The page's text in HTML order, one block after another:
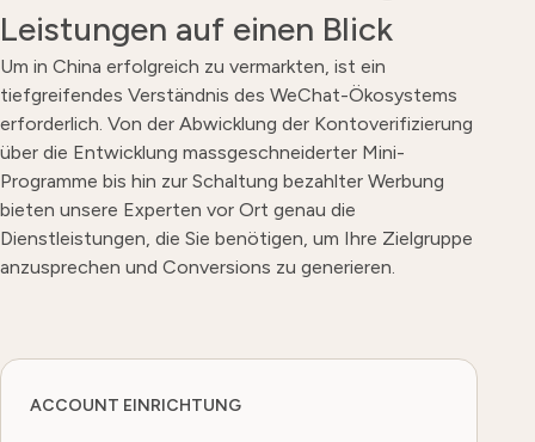
Leistungen auf einen Blick
Um in China erfolgreich zu vermarkten, ist ein
tiefgreifendes Verständnis des WeChat-Ökosystems
erforderlich. Von der Abwicklung der Kontoverifizierung
über die Entwicklung massgeschneiderter Mini-
Programme bis hin zur Schaltung bezahlter Werbung
bieten unsere Experten vor Ort genau die
Dienstleistungen, die Sie benötigen, um Ihre Zielgruppe
anzusprechen und Conversions zu generieren.
ACCOUNT EINRICHTUNG